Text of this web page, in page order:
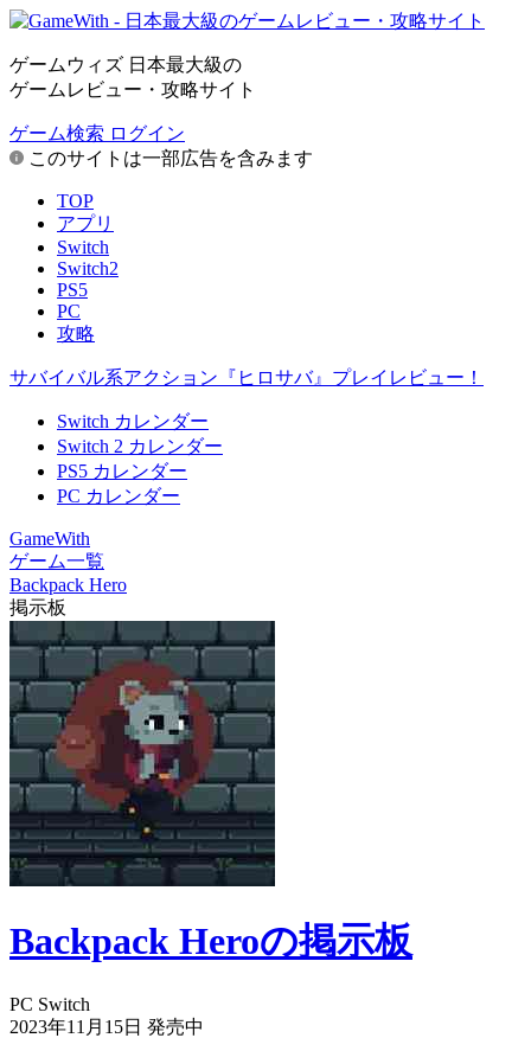
ゲームウィズ 日本最大級の
ゲームレビュー・攻略サイト
ゲーム検索 ログイン
このサイトは一部広告を含みます
TOP
アプリ
Switch
Switch2
PS5
PC
攻略
サバイバル系アクション『ヒロサバ』プレイレビュー！
Switch カレンダー
Switch 2 カレンダー
PS5 カレンダー
PC カレンダー
GameWith
ゲーム一覧
Backpack Hero
掲示板
Backpack Heroの掲示板
PC Switch
2023年11月15日 発売中